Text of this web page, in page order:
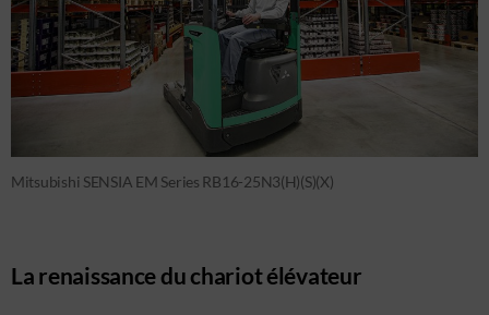
Mitsubishi SENSIA EM Series RB16-25N3(H)(S)(X)
La renaissance du chariot élévateur